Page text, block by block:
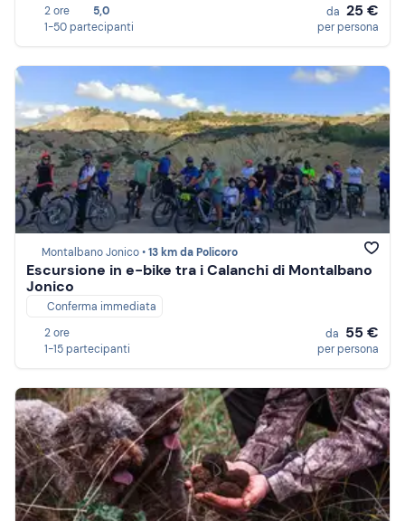
2 ore
5,0
1-50 partecipanti
da 25 €
per persona
Montalbano Jonico •13 km da Policoro
Escursione in e-bike tra i Calanchi di Montalbano
Jonico
Conferma immediata
2 ore
1-15 partecipanti
da 55 €
per persona